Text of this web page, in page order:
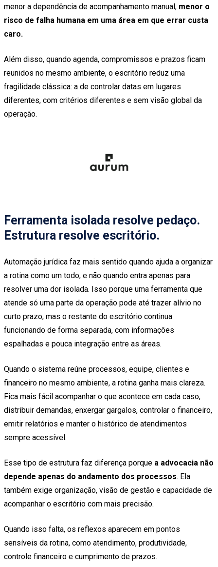
menor a dependência de acompanhamento manual, menor o
risco de falha humana em uma área em que errar custa
caro.
Além disso, quando agenda, compromissos e prazos ficam
reunidos no mesmo ambiente, o escritório reduz uma
fragilidade clássica: a de controlar datas em lugares
diferentes, com critérios diferentes e sem visão global da
operação.
Ferramenta isolada resolve pedaço.
Estrutura resolve escritório.
Automação jurídica faz mais sentido quando ajuda a organizar
a rotina como um todo, e não quando entra apenas para
resolver uma dor isolada. Isso porque uma ferramenta que
atende só uma parte da operação pode até trazer alívio no
curto prazo, mas o restante do escritório continua
funcionando de forma separada, com informações
espalhadas e pouca integração entre as áreas.
Quando o sistema reúne processos, equipe, clientes e
financeiro no mesmo ambiente, a rotina ganha mais clareza.
Fica mais fácil acompanhar o que acontece em cada caso,
distribuir demandas, enxergar gargalos, controlar o financeiro,
emitir relatórios e manter o histórico de atendimentos
sempre acessível.
Esse tipo de estrutura faz diferença porque a advocacia não
depende apenas do andamento dos processos. Ela
também exige organização, visão de gestão e capacidade de
acompanhar o escritório com mais precisão.
Quando isso falta, os reflexos aparecem em pontos
sensíveis da rotina, como atendimento, produtividade,
controle financeiro e cumprimento de prazos.